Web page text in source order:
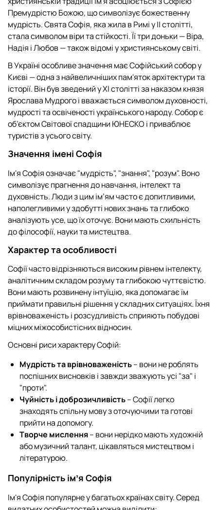
Премудрістю Божою, що символізує божественну
мудрість. Свята Софія, яка жила в Римі у II столітті,
стала символом віри та стійкості. Її три доньки — Віра,
Надія і Любов — також відомі у християнському світі.
В Україні особливе значення має Софійський собор у
Києві — одна з найвеличніших пам'яток архітектури та
історії. Він був зведений у XI столітті за наказом князя
Ярослава Мудрого і вважається символом духовності,
мудрості та освіченості українського народу. Собор є
об’єктом Світової спадщини ЮНЕСКО і приваблює
туристів з усього світу.
Значення імені Софія
Ім'я Софія означає "мудрість", "знання", "розум". Воно
символізує прагнення до навчання, інтелект та
духовність. Люди з цим ім’ям часто є допитливими,
наполегливими у здобутті нових знань та глибоко
аналізують усе, що їх оточує. Вони мають схильність
до філософії, науки та мистецтва.
Характер та особливості
Софії часто відрізняються високим рівнем інтелекту,
аналітичним складом розуму та глибокою чуттєвістю.
Вони мають розвинену інтуїцію, яка допомагає їм
приймати правильні рішення у складних ситуаціях. Їхня
врівноваженість і розсудливість сприяють побудові
міцних міжособистісних відносин.
Основні риси характеру Софій:
Мудрість та врівноваженість– вони не роблять
поспішних висновків і завжди зважують усі "за" і
"проти".
Чуйність і доброзичливість– Софії легко
знаходять спільну мову з оточуючими та готові
прийти на допомогу.
Творче мислення– вони нерідко мають художній
або музичний талант, цікавляться мистецтвом і
літературою.
Популірність імʼя Софія
Ім'я Софія популярне у багатьох країнах світу. Серед